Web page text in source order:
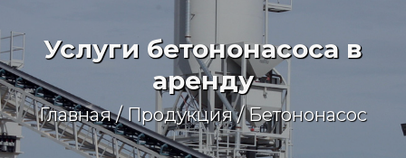
Услуги бетононасоса в
аренду
Главная/Продукция/Бетононасос